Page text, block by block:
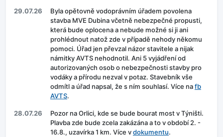
29.07.26
Byla opětovně vodoprávním úřadem povolena
stavba MVE Dubina včetně nebezpečné propusti,
která bude oplocena a nebude možné si ji ani
prohlédnout natož zde v případě nehody někomu
pomoci. Úřad jen převzal názor stavitele a nijak
námitky AVTS nehodnotil. Ani 5 vyjádření od
autorizovaných osob o nebezpečnosti stavby pro
vodáky a přírodu nezval v potaz. Stavebník vše
odmítl a úřad napsal, že s ním souhlasí. Více nafb
AVTS.
28.07.26
Pozor na Orlici, kde se bude bourat most v Týništi.
Plavba zde bude zcela zakázána a to v období 2. -
16.8., uzavírka 1 km. Více vdokumentu.